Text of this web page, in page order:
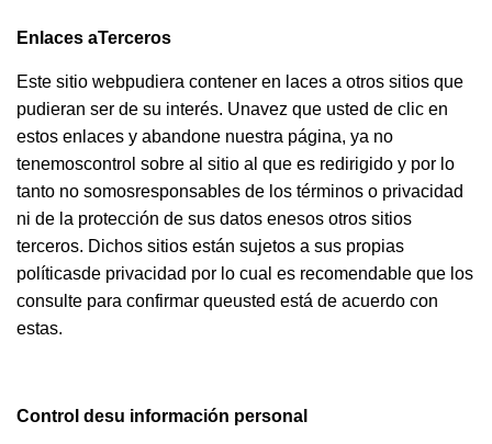
Enlaces aTerceros
Este sitio webpudiera contener en laces a otros sitios que
pudieran ser de su interés. Unavez que usted de clic en
estos enlaces y abandone nuestra página, ya no
tenemoscontrol sobre al sitio al que es redirigido y por lo
tanto no somosresponsables de los términos o privacidad
ni de la protección de sus datos enesos otros sitios
terceros. Dichos sitios están sujetos a sus propias
políticasde privacidad por lo cual es recomendable que los
consulte para confirmar queusted está de acuerdo con
estas.
Control desu información personal